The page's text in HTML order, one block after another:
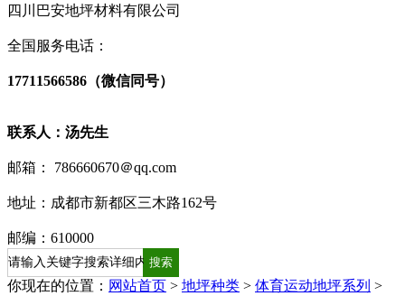
四川巴安地坪材料有限公司
全国服务电话：
17711566586（微信同号）
联系人：汤先生
邮箱： 786660670＠qq.com
地址：成都市新都区三木路162号
邮编：610000
你现在的位置： 网站首页 > 地坪种类 > 体育运动地坪系列 >